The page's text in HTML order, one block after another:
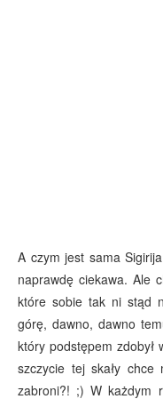
A czym jest sama
naprawdę ciekawa. Ale
które sobie tak ni stąd
górę, dawno, dawno
który podstępem zdobył
szczycie tej skały chce
zabroni?! ;) W każdym